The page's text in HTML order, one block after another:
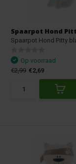
Spaarpot Hond
Spaarpot Hond Pitty
Op voorraad
€2,99 €2,69